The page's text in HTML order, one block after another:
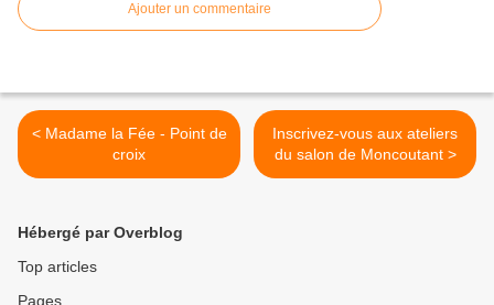
Ajouter un commentaire
< Madame la Fée - Point de
croix
Inscrivez-vous aux ateliers
du salon de Moncoutant >
Hébergé par Overblog
Top articles
Pages